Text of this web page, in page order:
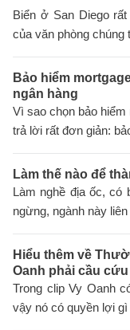
Biển ở San Diego
của văn phòng chúng
Bảo hiểm
ngân hàng
Vì sao chọn bảo
trả lời rất đơn giản:
Làm thế nào để
Làm nghề địa ốc, có
ngừng, ngành này
Hiểu thêm về
Oanh phải cầu
Trong clip Vy Oanh
vậy nó có quyền lợi